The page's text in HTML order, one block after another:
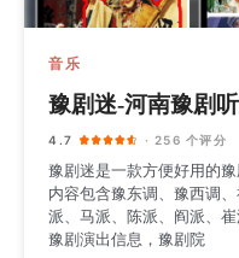
音乐
豫剧迷-河南豫剧
4.7 · 256 个评分
豫剧迷是一款方便好用的
内容包含豫东调、豫西调
派、马派、陈派、阎派、
豫剧演出信息，豫剧院